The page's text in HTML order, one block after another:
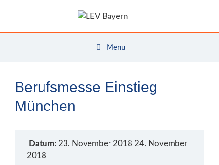
Menu
Berufsmesse Einstieg
München
Datum: 23. November 2018 24. November
2018